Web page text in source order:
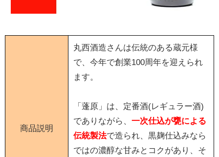
商品説明
丸西酒造さんは伝統のある蔵元様
で、今年で創業100周年を迎えられ
ます。
「蓬原」は、定番酒(レギュラー酒)
でありながら、 一次仕込が甕による
伝統製法で造られ、黒麹仕込みなら
ではの濃醇な甘みとコクがあり、そ